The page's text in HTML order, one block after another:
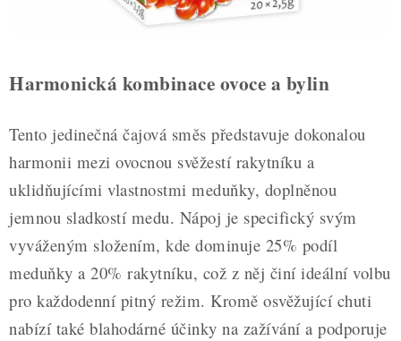
Hodnocení obchodu
Moje objednávka
Harmonická kombinace ovoce a bylin
Tento jedinečná čajová směs představuje dokonalou
harmonii mezi ovocnou svěžestí rakytníku a
uklidňujícími vlastnostmi meduňky, doplněnou
jemnou sladkostí medu. Nápoj je specifický svým
vyváženým složením, kde dominuje 25% podíl
meduňky a 20% rakytníku, což z něj činí ideální volbu
pro každodenní pitný režim. Kromě osvěžující chuti
nabízí také blahodárné účinky na zažívání a podporuje